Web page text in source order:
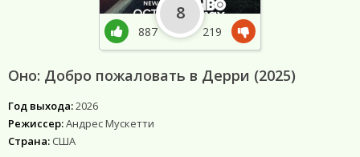
Оно: Добро пожаловать в Дерри (2025)
Год выхода:2026
Режиссер:Андрес Мускетти
Страна: США
887
8
219